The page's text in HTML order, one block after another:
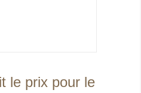
le prix pour le